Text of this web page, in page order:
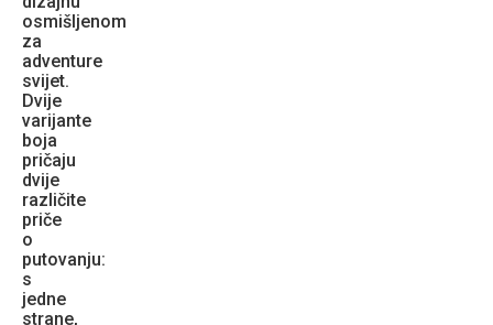
osmišljenom
za
adventure
svijet.
Dvije
varijante
boja
pričaju
dvije
različite
priče
o
putovanju:
s
jedne
strane,